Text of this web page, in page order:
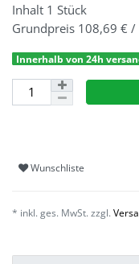
Inhalt 1 Stück
Grundpreis 108,69 € /
Innerhalb von 24h
Wunschliste
* inkl. ges. MwSt. zzgl.